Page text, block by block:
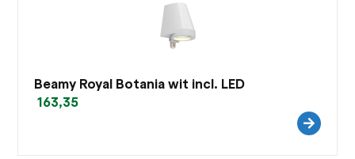
Beamy Royal Botania wit incl. LED
163,35